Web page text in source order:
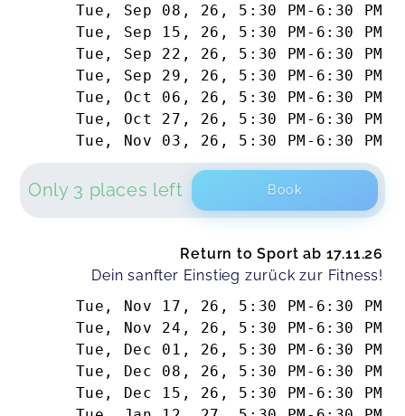
Tue, Sep 08, 26 , 5:30 PM - 6:30 PM
Tue, Sep 15, 26 , 5:30 PM - 6:30 PM
Tue, Sep 22, 26 , 5:30 PM - 6:30 PM
Tue, Sep 29, 26 , 5:30 PM - 6:30 PM
Tue, Oct 06, 26 , 5:30 PM - 6:30 PM
Tue, Oct 27, 26 , 5:30 PM - 6:30 PM
Tue, Nov 03, 26 , 5:30 PM - 6:30 PM
Only 3 places left Book
Return to Sport ab 17.11.26
Dein sanfter Einstieg zurück zur Fitness!
Tue, Nov 17, 26 , 5:30 PM - 6:30 PM
Tue, Nov 24, 26 , 5:30 PM - 6:30 PM
Tue, Dec 01, 26 , 5:30 PM - 6:30 PM
Tue, Dec 08, 26 , 5:30 PM - 6:30 PM
Tue, Dec 15, 26 , 5:30 PM - 6:30 PM